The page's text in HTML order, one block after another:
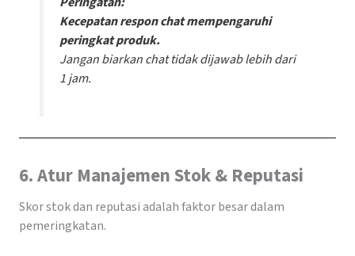
Kecepatan respon chat mempengaruhi
peringkat produk.
Jangan biarkan chat tidak dijawab lebih dari
1 jam.
6. Atur Manajemen Stok & Reputasi
Skor stok dan reputasi adalah faktor besar dalam
pemeringkatan.